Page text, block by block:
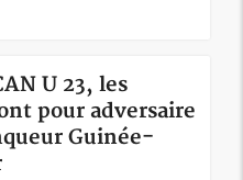
U 23, les
pour adversaire
Guinée-